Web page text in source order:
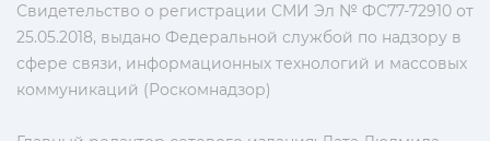
Свидетельство о регистрации СМИ Эл № ФС77-72910 от
25.05.2018, выдано Федеральной службой по надзору в
сфере связи, информационных технологий и массовых
коммуникаций (Роскомнадзор)